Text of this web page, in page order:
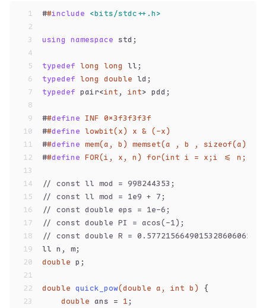
1
2
3
4
5
6
7
8
9
10
11
12
13
14
15
16
17
18
19
20
21
22
23
##include <bits/stdc++.h>
using namespace std;
typedef long long ll;
typedef long double ld;
typedef pair<int , int> pdd;
##define INF 0x3f3f3f3f
##define lowbit(x) x & (-x)
##define mem(a, b) memset(a , b , sizeof(a))
##define FOR(i, x, n) for(int i = x;i <= n;
// const ll mod = 998244353;
// const ll mod = 1e9 + 7;
// const double eps = 1e-6;
// const double PI = acos(-1);
// const double R =
ll n, m;
double p;
double quick_pow(double a, int b)
{
double ans = 1;